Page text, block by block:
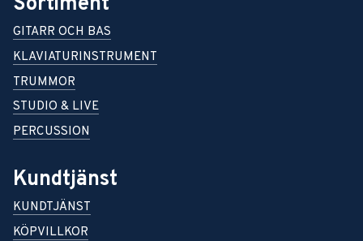
GITARR OCH BAS
KLAVIATURINSTRUMENT
TRUMMOR
STUDIO & LIVE
PERCUSSION
Kundtjänst
KUNDTJÄNST
KÖPVILLKOR